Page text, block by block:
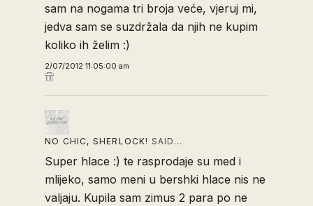
sam na nogama tri broja veće, vjeruj mi,
jedva sam se suzdržala da njih ne kupim
koliko ih želim :)
2/07/2012 11:05:00 am
NO CHIC, SHERLOCK! SAID…
Super hlace :) te rasprodaje su med i
mlijeko, samo meni u bershki hlace nis ne
valjaju. Kupila sam zimus 2 para po ne